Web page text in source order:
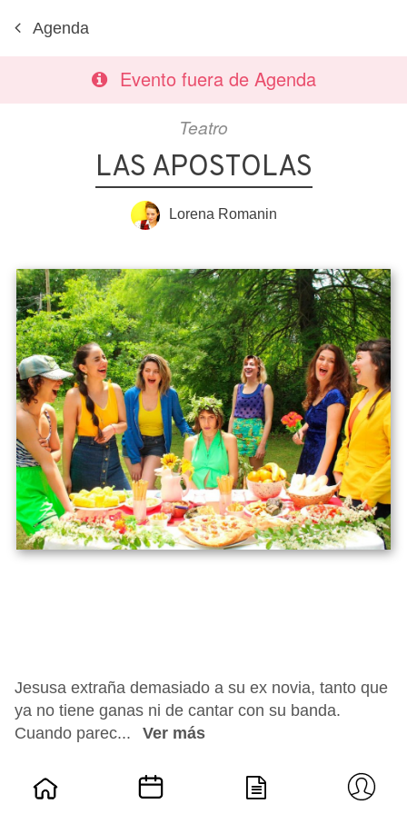
Agenda
Evento fuera de Agenda
Teatro
LAS APOSTOLAS
Lorena Romanin
Jesusa extraña demasiado a su ex novia, tanto que
ya no tiene ganas ni de cantar con su banda.
Cuando parec...
Ver más